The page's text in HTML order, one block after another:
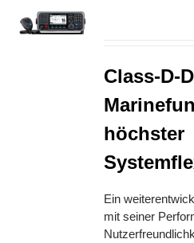
Class-D-
höchster
Ein
mit seiner